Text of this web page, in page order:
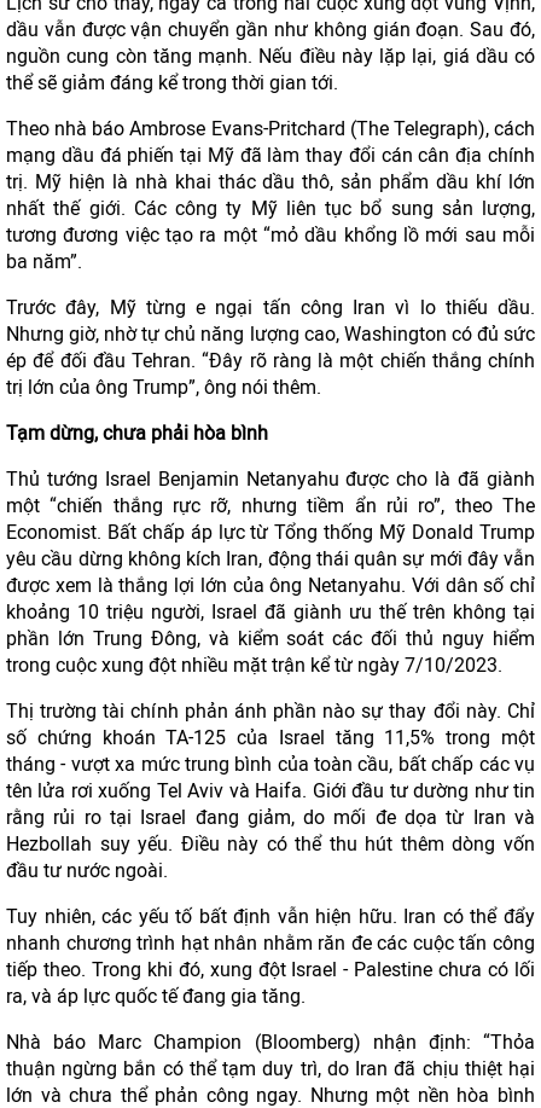
dầu vẫn được vận chuyển gần như không gián đoạn. Sau đó,
nguồn cung còn tăng mạnh. Nếu điều này lặp lại, giá dầu có
thể sẽ giảm đáng kể trong thời gian tới.
Theo nhà báo Ambrose Evans-Pritchard (The Telegraph), cách
mạng dầu đá phiến tại Mỹ đã làm thay đổi cán cân địa chính
trị. Mỹ hiện là nhà khai thác dầu thô, sản phẩm dầu khí lớn
nhất thế giới. Các công ty Mỹ liên tục bổ sung sản lượng,
tương đương việc tạo ra một “mỏ dầu khổng lồ mới sau mỗi
ba năm”.
Trước đây, Mỹ từng e ngại tấn công Iran vì lo thiếu dầu.
Nhưng giờ, nhờ tự chủ năng lượng cao, Washington có đủ sức
ép để đối đầu Tehran. “Đây rõ ràng là một chiến thắng chính
trị lớn của ông Trump”, ông nói thêm.
Tạm dừng, chưa phải hòa bình
Thủ tướng Israel Benjamin Netanyahu được cho là đã giành
một “chiến thắng rực rỡ, nhưng tiềm ẩn rủi ro”, theo The
Economist. Bất chấp áp lực từ Tổng thống Mỹ Donald Trump
yêu cầu dừng không kích Iran, động thái quân sự mới đây vẫn
được xem là thắng lợi lớn của ông Netanyahu. Với dân số chỉ
khoảng 10 triệu người, Israel đã giành ưu thế trên không tại
phần lớn Trung Đông, và kiểm soát các đối thủ nguy hiểm
trong cuộc xung đột nhiều mặt trận kể từ ngày 7/10/2023.
Thị trường tài chính phản ánh phần nào sự thay đổi này. Chỉ
số chứng khoán TA-125 của Israel tăng 11,5% trong một
tháng - vượt xa mức trung bình của toàn cầu, bất chấp các vụ
tên lửa rơi xuống Tel Aviv và Haifa. Giới đầu tư dường như tin
rằng rủi ro tại Israel đang giảm, do mối đe dọa từ Iran và
Hezbollah suy yếu. Điều này có thể thu hút thêm dòng vốn
đầu tư nước ngoài.
Tuy nhiên, các yếu tố bất định vẫn hiện hữu. Iran có thể đẩy
nhanh chương trình hạt nhân nhằm răn đe các cuộc tấn công
tiếp theo. Trong khi đó, xung đột Israel - Palestine chưa có lối
ra, và áp lực quốc tế đang gia tăng.
Nhà báo Marc Champion (Bloomberg) nhận định: “Thỏa
thuận ngừng bắn có thể tạm duy trì, do Iran đã chịu thiệt hại
lớn và chưa thể phản công ngay. Nhưng một nền hòa bình